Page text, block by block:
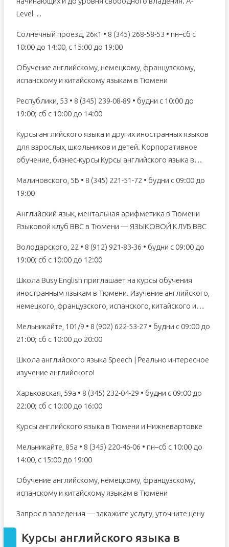
Level…
Солнечный проезд, 26к1 • 8 (345) 268-58-53 • пн–сб с
10:00 до 14:00, с 15:00 до 19:00
Обучение английскому, немецкому, французскому,
испанскому и китайскому языкам в Тюмени
Республики, 53 • 8 (345) 239-08-89 • будни с 10:00 до
19:00; сб с 10:00 до 14:00
Курсы английского языка и других иностранных языков
для взрослых, школьников и детей. Корпоративное
обучение, бизнес-курсы Курсы английского языка в…
Малиновского, 5Б • 8 (345) 221-51-72 • будни с 09:00 до
19:00
Английский язык, ментальная арифметика в Тюмени
Языковой клуб BBC в Тюмени — ЯЗЫКОВОЙ КЛУБ ВВС
Володарского, 22 • 8 (912) 921-83-36 • будни с 09:00 до
19:00; сб с 10:00 до 12:00
Школа Busy English приглашает на курсы обучения
иностранным языкам в Тюмени. Изучение английского,
немецкого, французского, испанского, китайского и…
Мельникайте, 101/9 • 8 (902) 622-53-27 • будни с 09:00 до
21:00; сб с 10:00 до 20:00
Школа английского языка Speech | Реально интересное
изучение английского!
Харьковская, 59а • 8 (345) 232-04-29 • будни с 09:00 до
22:00; сб с 10:00 до 16:00
Курсы английского языка в Тюмени и Нижневартовке
Мельникайте, 85а • 8 (345) 220-46-06 • пн–сб с 10:00 до
14:00, с 15:00 до 19:00
Обучение английскому, немецкому, французскому,
испанскому и китайскому языкам в Тюмени
Запрос в заведения — закажите услугу, уточните цену
Курсы английского языка в